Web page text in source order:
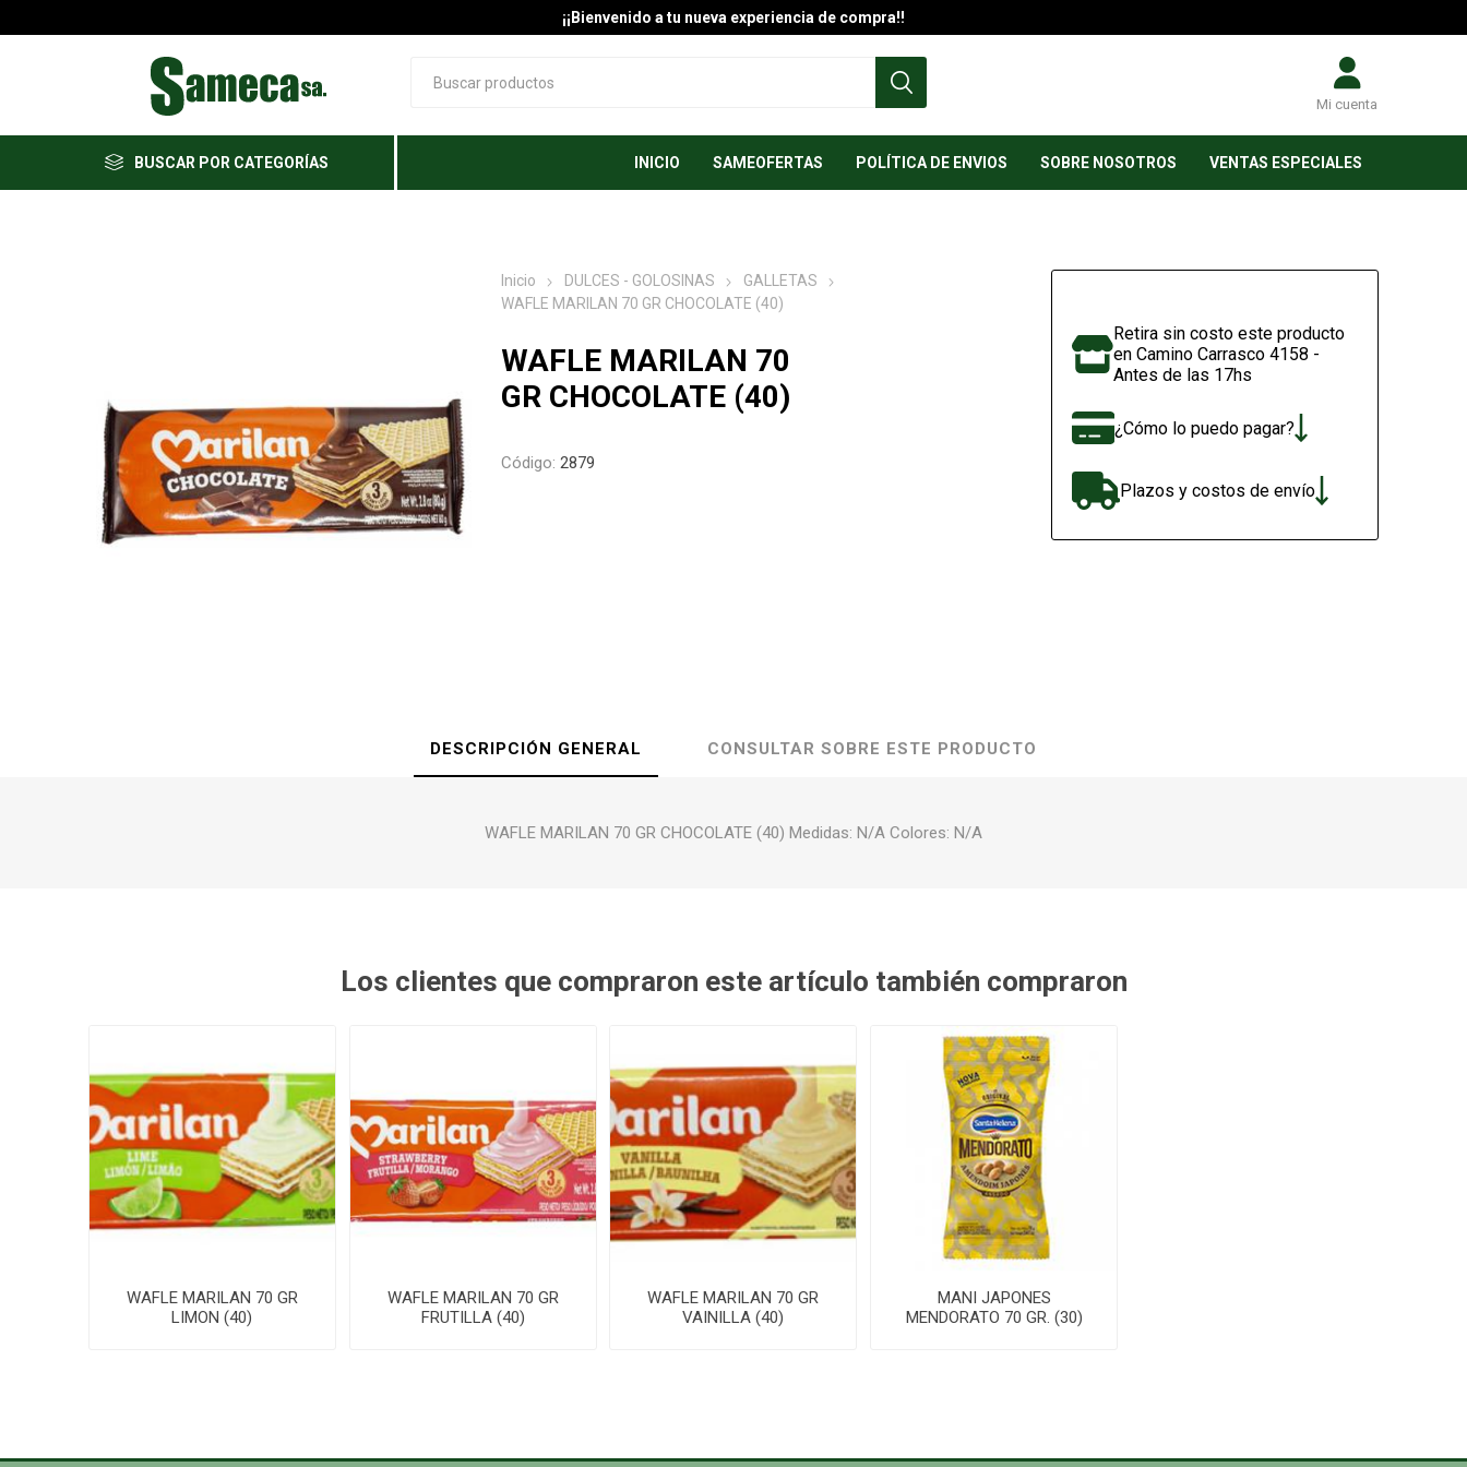
¡¡Bienvenido a tu nueva experiencia de compra!!
Mi cuenta
BUSCAR POR CATEGORÍAS INICIO SAMEOFERTAS POLÍTICA DE ENVIOS SOBRE NOSOTROS VENTAS ESPECIALES
Inicio DULCES - GOLOSINAS
GALLETAS
WAFLE MARILAN 70 GR CHOCOLATE (40)
WAFLE MARILAN 70
GR CHOCOLATE (40)
Código: 2879
Retira sin costo este producto
en Camino Carrasco 4158 -
Antes de las 17hs
¿Cómo lo puedo pagar?
Plazos y costos de envío
DESCRIPCIÓN GENERAL CONSULTAR SOBRE ESTE PRODUCTO
WAFLE MARILAN 70 GR CHOCOLATE (40) Medidas: N/A Colores: N/A
Los clientes que compraron este artículo también compraron
WAFLE MARILAN 70 GR
LIMON (40)
WAFLE MARILAN 70 GR
FRUTILLA (40)
WAFLE MARILAN 70 GR
VAINILLA (40)
MANI JAPONES
MENDORATO 70 GR. (30)